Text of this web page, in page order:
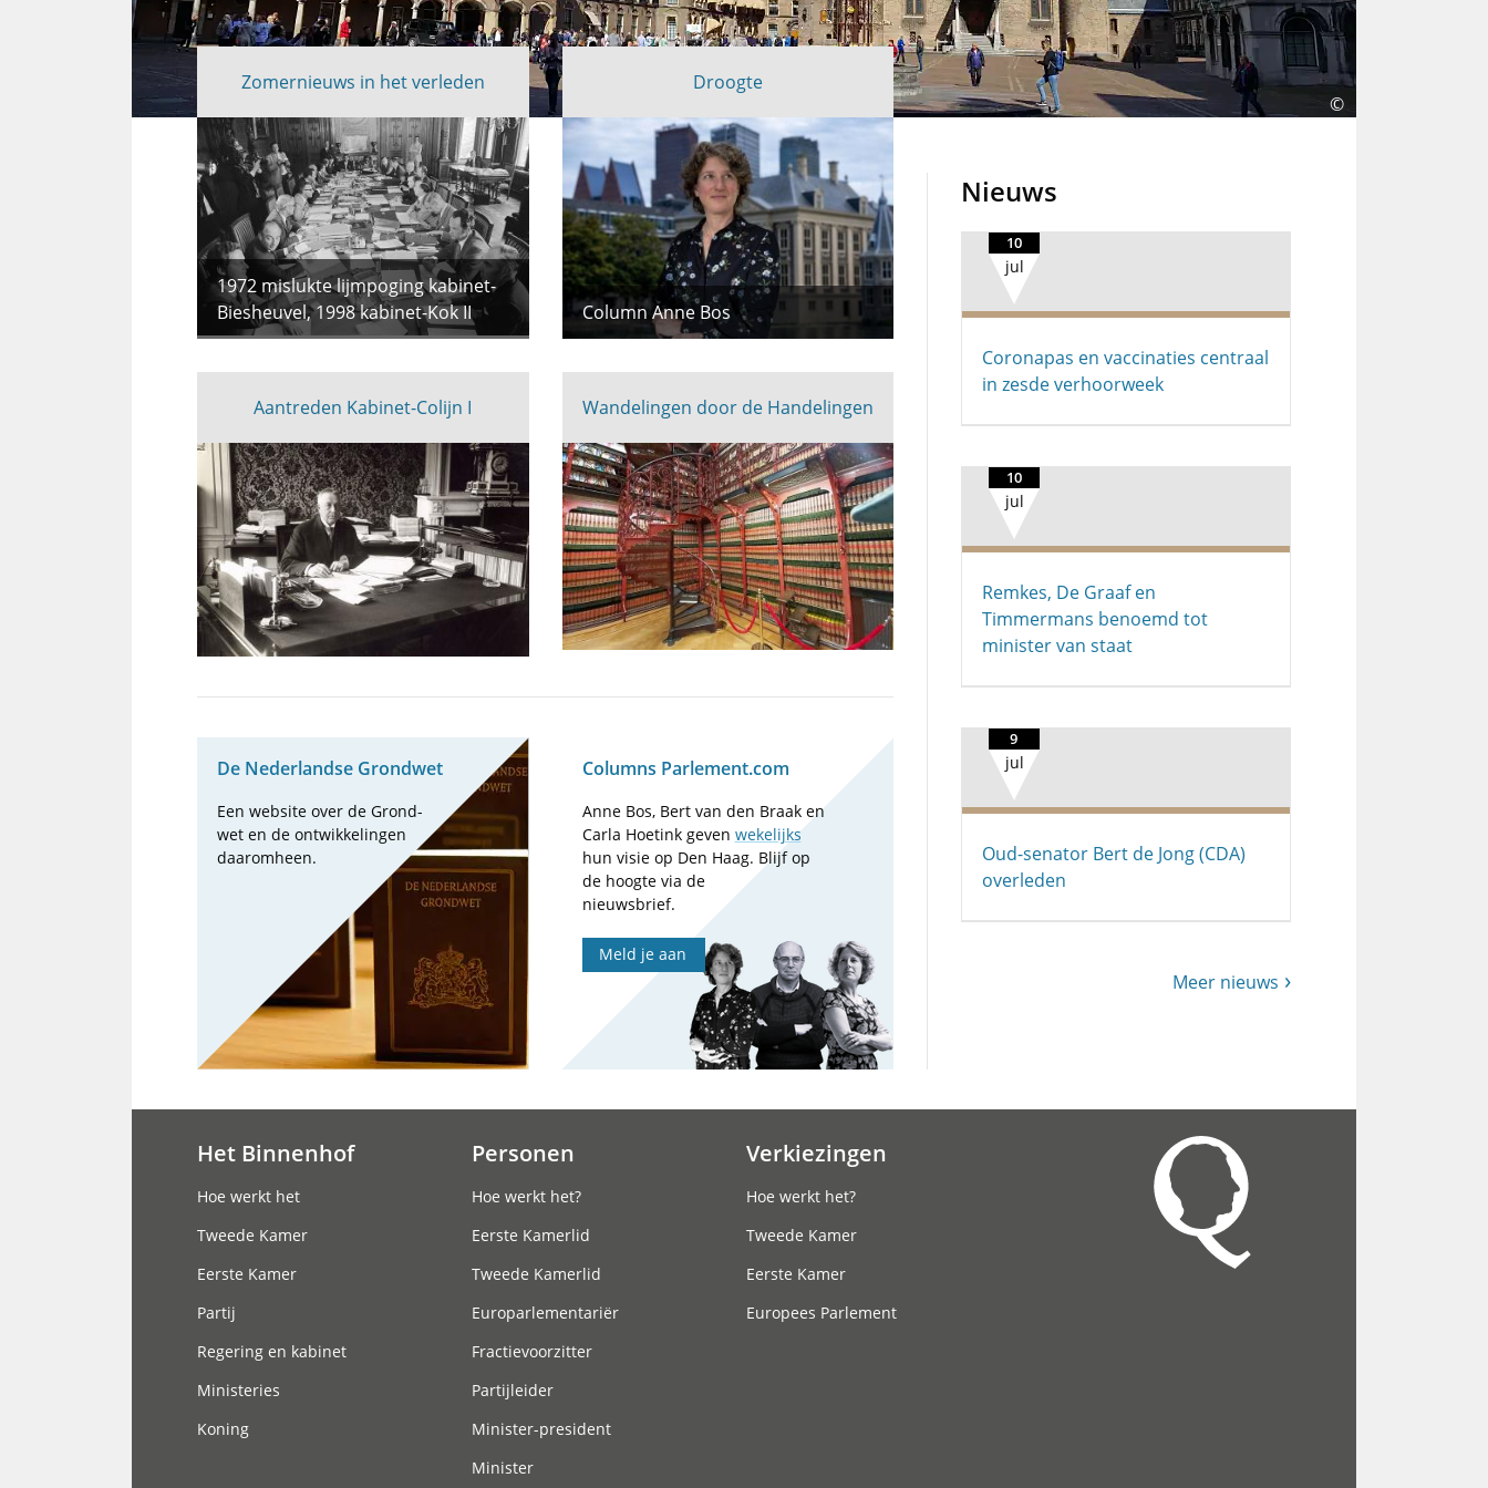
©
Uitgelicht
Zomernieuws in het verleden
1972 mislukte lijmpoging kabinet-
Biesheuvel, 1998 kabinet-Kok II
Droogte
Column Anne Bos
Aantreden Kabinet-Colijn I Wandelingen door de Handelingen
De Neder­landse Grond­wet
Een web­site over de Grond­
wet en de ont­wik­ke­lin­gen
daarom­heen.
Columns Parlement.com
Anne Bos, Bert van den Braak en
Carla Hoetink geven wekelijks
hun visie op Den Haag. Blijf op
de hoogte via de
nieuwsbrief.
Meld je aan
Nieuws
10
jul
Coronapas en vaccinaties centraal
in zesde verhoorweek
10
jul
Remkes, De Graaf en
Timmermans benoemd tot
minister van staat
9
jul
Oud-senator Bert de Jong (CDA)
overleden
Meer nieuws
Het Binnenhof
Hoe werkt het
Tweede Kamer
Eerste Kamer
Partij
Regering en kabinet
Ministeries
Koning
Personen
Hoe werkt het?
Eerste Kamerlid
Tweede Kamerlid
Europarlementariër
Fractievoorzitter
Partijleider
Minister-president
Minister
Verkiezingen
Hoe werkt het?
Tweede Kamer
Eerste Kamer
Europees Parlement